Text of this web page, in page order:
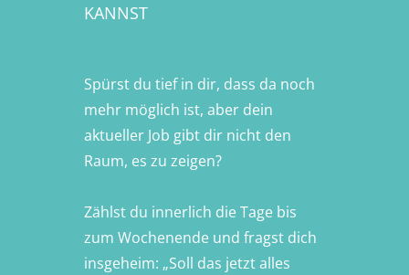
KANNST
Spürst du tief in dir, dass da noch
mehr möglich ist, aber dein
aktueller Job gibt dir nicht den
Raum, es zu zeigen?
Zählst du innerlich die Tage bis
zum Wochenende und fragst dich
insgeheim: „Soll das jetzt alles